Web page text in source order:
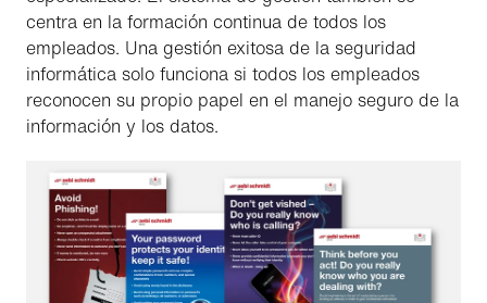
centra en la formación continua de todos los
empleados. Una gestión exitosa de la seguridad
informática solo funciona si todos los empleados
reconocen su propio papel en el manejo seguro de la
información y los datos.